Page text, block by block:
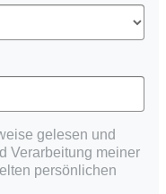
gelesen und
Verarbeitung meiner
persönlichen